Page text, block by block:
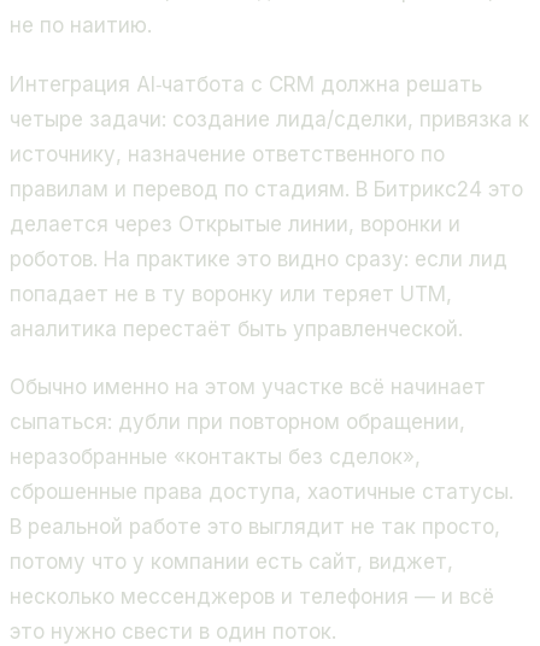
не по наитию.
Интеграция AI‑чатбота с CRM должна решать
четыре задачи: создание лида/сделки, привязка к
источнику, назначение ответственного по
правилам и перевод по стадиям. В Битрикс24 это
делается через Открытые линии, воронки и
роботов. На практике это видно сразу: если лид
попадает не в ту воронку или теряет UTM,
аналитика перестаёт быть управленческой.
Обычно именно на этом участке всё начинает
сыпаться: дубли при повторном обращении,
неразобранные «контакты без сделок»,
сброшенные права доступа, хаотичные статусы.
В реальной работе это выглядит не так просто,
потому что у компании есть сайт, виджет,
несколько мессенджеров и телефония — и всё
это нужно свести в один поток.